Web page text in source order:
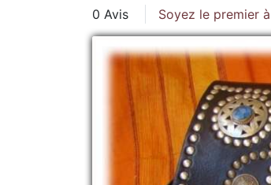
0 Avis Soyez le premier